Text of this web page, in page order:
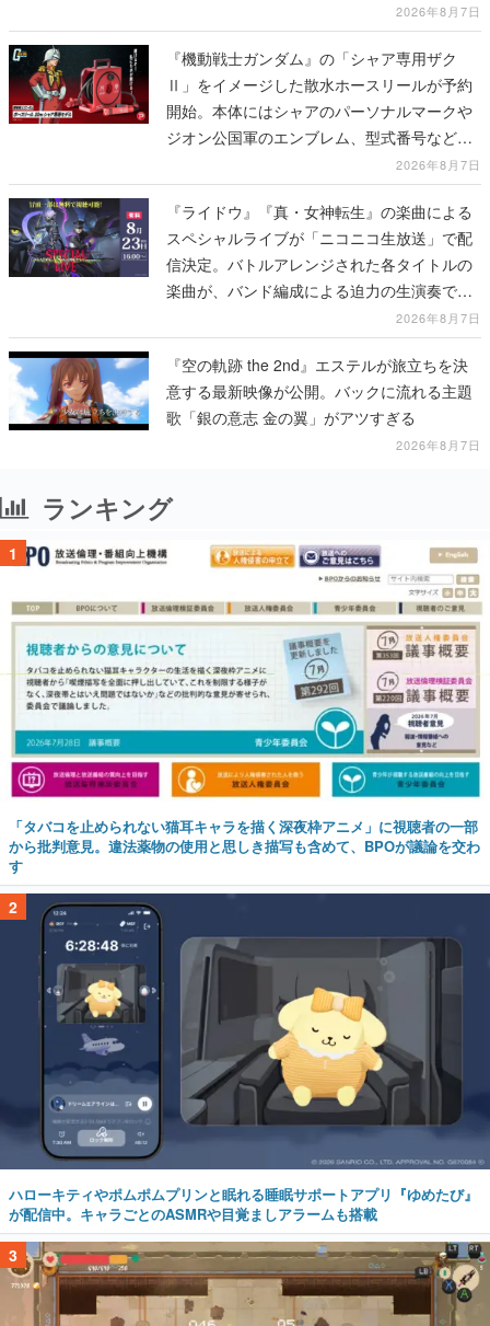
2026年8月7日
『機動戦士ガンダム』の「シャア専用ザク
Ⅱ」をイメージした散水ホースリールが予約
開始。本体にはシャアのパーソナルマークや
ジオン公国軍のエンブレム、型式番号などを
2026年8月7日
『ライドウ』『真・女神転生』の楽曲による
スペシャルライブが「ニコニコ生放送」で配
信決定。バトルアレンジされた各タイトルの
楽曲が、バンド編成による迫力の生演奏で披
露、冒頭部分は“無料”で視聴できる2026年8月7日
『空の軌跡 the 2nd』エステルが旅立ちを決
意する最新映像が公開。バックに流れる主題
歌「銀の意志 金の翼」がアツすぎる
2026年8月7日
ランキング
1
「タバコを止められない猫耳キャラを描く深夜枠アニメ」に視聴者の一部
から批判意見。違法薬物の使用と思しき描写も含めて、BPOが議論を交わ
す
2
ハローキティやポムポムプリンと眠れる睡眠サポートアプリ『ゆめたび』
が配信中。キャラごとのASMRや目覚ましアラームも搭載
3